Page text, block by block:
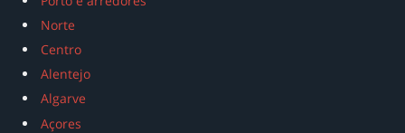
Norte
Centro
Alentejo
Algarve
Açores